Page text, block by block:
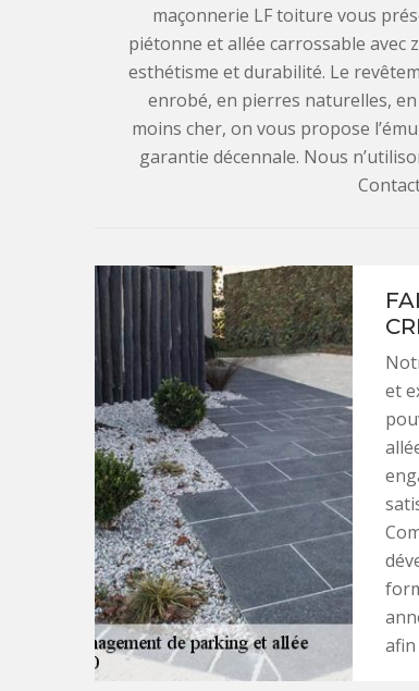
maçonnerie LF toiture vous
piétonne et allée carrossable
esthétisme et durabilité. Le
enrobé, en pierres naturelles,
moins cher, on vous propose
garantie décennale. Nous
et